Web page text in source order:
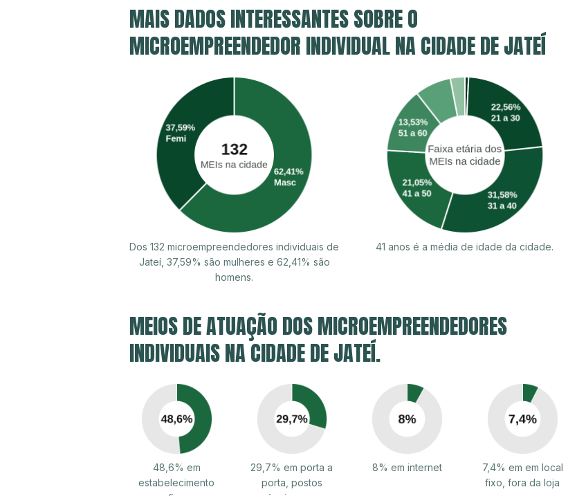
MAIS DADOS INTERESSANTES SOBRE O
MICROEMPREENDEDOR INDIVIDUAL NA CIDADE DE JATEÍ
Dos 132 microempreendedores individuais de
Jateí, 37,59% são mulheres e 62,41% são
homens.
41 anos é a média de idade da cidade.
MEIOS DE ATUAÇÃO DOS MICROEMPREENDEDORES
INDIVIDUAIS NA CIDADE DE JATEÍ.
48,6% em
estabelecimento
29,7% em porta a
porta, postos
8% em internet
7,4% em em local
fixo, fora da loja